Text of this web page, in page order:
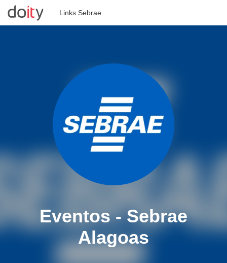
Links Sebrae
Eventos - Sebrae
Alagoas
Todos os eventos
Entrar
Crie seu evento